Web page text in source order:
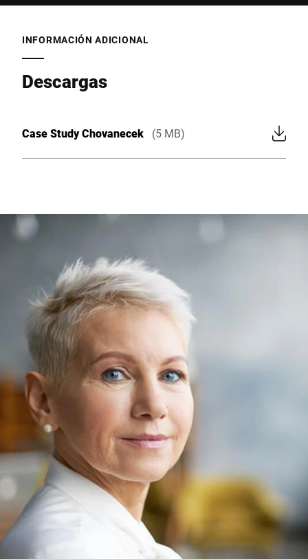
INFORMACIÓN ADICIONAL
Descargas
Case Study Chovanecek (5 MB)